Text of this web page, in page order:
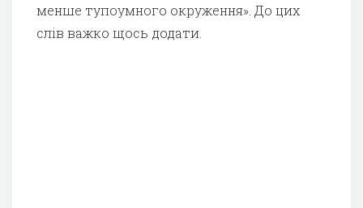
менше тупоумного окруження». До цих
слів важко щось додати.